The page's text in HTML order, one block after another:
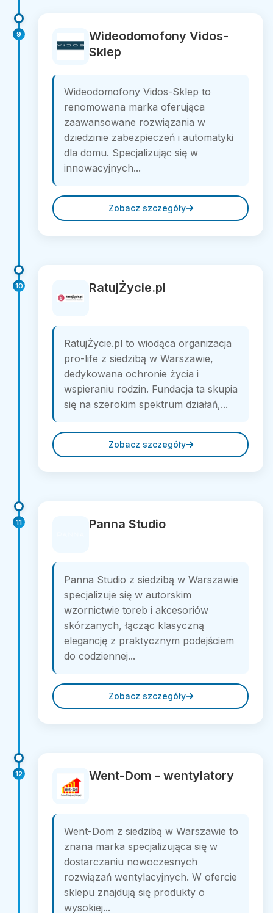
9
Wideodomofony Vidos-
Sklep
Wideodomofony Vidos-Sklep to
renomowana marka oferująca
zaawansowane rozwiązania w
dziedzinie zabezpieczeń i automatyki
dla domu. Specjalizując się w
innowacyjnych...
Zobacz szczegóły
10 RatujŻycie.pl
RatujŻycie.pl to wiodąca organizacja
pro-life z siedzibą w Warszawie,
dedykowana ochronie życia i
wspieraniu rodzin. Fundacja ta skupia
się na szerokim spektrum działań,...
Zobacz szczegóły
11 Panna Studio
Panna Studio z siedzibą w Warszawie
specjalizuje się w autorskim
wzornictwie toreb i akcesoriów
skórzanych, łącząc klasyczną
elegancję z praktycznym podejściem
do codziennej...
Zobacz szczegóły
12 Went-Dom - wentylatory
Went-Dom z siedzibą w Warszawie to
znana marka specjalizująca się w
dostarczaniu nowoczesnych
rozwiązań wentylacyjnych. W ofercie
sklepu znajdują się produkty o
wysokiej...